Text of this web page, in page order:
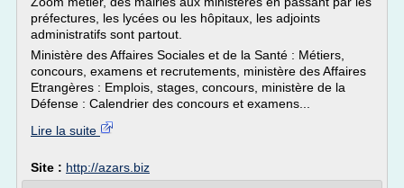
préfectures, les lycées ou les hôpitaux, les adjoints
administratifs sont partout.
Ministère des Affaires Sociales et de la Santé : Métiers,
concours, examens et recrutements, ministère des Affaires
Etrangères : Emplois, stages, concours, ministère de la
Défense : Calendrier des concours et examens...
Lire la suite
Site : http://azars.biz